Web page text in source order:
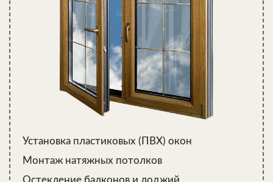
Установка пластиковых (ПВХ) окон
Монтаж натяжных потолков